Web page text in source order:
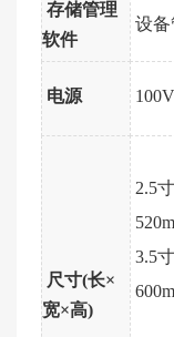
存储管理
软件
设备
电源
尺寸(长×
宽×高)
2.5
3.5